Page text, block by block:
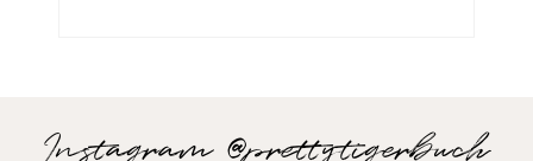
Instagram @prettytigerbuch